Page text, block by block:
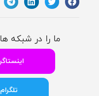
ما را در شبکه